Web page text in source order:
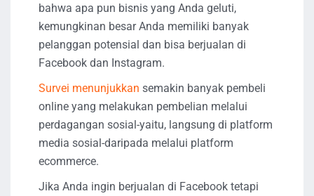
bahwa apa pun bisnis yang Anda geluti,
kemungkinan besar Anda memiliki banyak
pelanggan potensial dan bisa berjualan di
Facebook dan Instagram.
Survei menunjukkan semakin banyak pembeli
online yang melakukan pembelian melalui
perdagangan sosial-yaitu, langsung di platform
media sosial-daripada melalui platform
ecommerce.
Jika Anda ingin berjualan di Facebook tetapi